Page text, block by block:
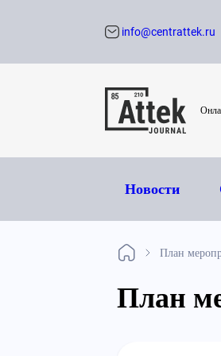
info@centrattek.ru
Новости
План
План